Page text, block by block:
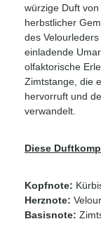
würzige Duft
herbstlicher
des
einladende
olfaktorische
Zimtstange, die
hervorruft und
verwandelt.
Diese
Kopfnote:
Herznote:
Basisnote: